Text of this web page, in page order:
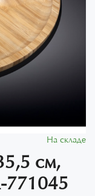
На складе
см,
771045